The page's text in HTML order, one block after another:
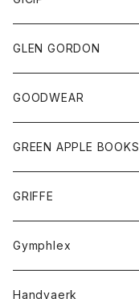
ネクタイ
チーフ
トップス
シャツ
タンクトップ
ボトム
ショートパンツ
スカート
レディース
スカート
Tシャツ
サンダル
トップス
Tシャツ
GLEN GORDON
グッズ
手袋
GOODWEAR
トップス
Tシャツ
GREEN APPLE BOOKS
GRIFFE
Gymphlex
アウター
Handvaerk